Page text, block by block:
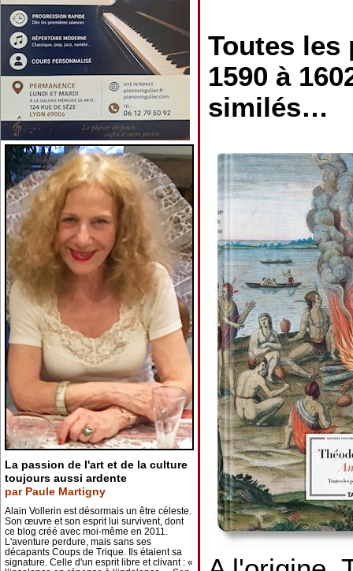
La passion de l'art et de la culture
toujours aussi ardente
par Paule Martigny
Alain Vollerin est désormais un être céleste.
Son œuvre et son esprit lui survivent, dont
ce blog créé avec moi-même en 2011.
L'aventure perdure, mais sans ses
décapants Coups de Trique. Ils étaient sa
signature. Celle d'un esprit libre et clivant : «
Toutes les
1590 à
similés…